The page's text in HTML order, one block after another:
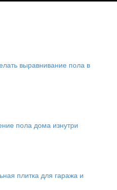
выравнивание пола в
пола дома изнутри
плитка для гаража и